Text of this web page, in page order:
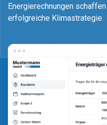
Energierechnungen
erfolgreiche Klimastrategie.